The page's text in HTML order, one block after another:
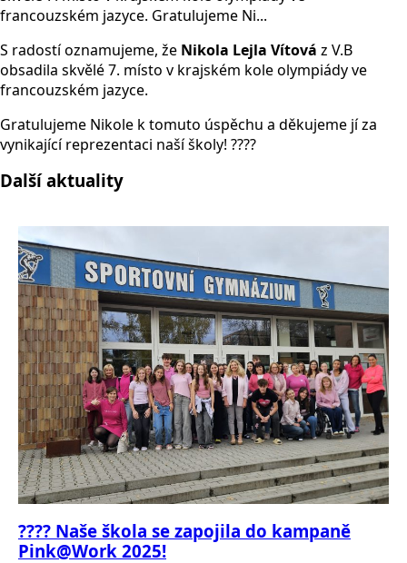
francouzském jazyce. Gratulujeme Ni...
S radostí oznamujeme, že Nikola Lejla Vítová z V.B
obsadila skvělé 7. místo v krajském kole olympiády ve
francouzském jazyce.
Gratulujeme Nikole k tomuto úspěchu a děkujeme jí za
vynikající reprezentaci naší školy! ????
Další aktuality
???? Naše škola se zapojila do kampaně
Pink@Work 2025!